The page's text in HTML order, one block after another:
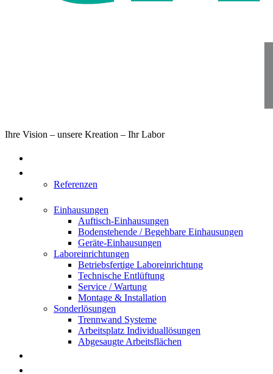
Ihre Vision – unsere Kreation – Ihr Labor
Referenzen
Einhausungen
Auftisch-Einhausungen
Bodenstehende / Begehbare Einhausungen
Geräte-Einhausungen
Laboreinrichtungen
Betriebsfertige Laboreinrichtung
Technische Entlüftung
Service / Wartung
Montage & Installation
Sonderlösungen
Trennwand Systeme
Arbeitsplatz Individuallösungen
Abgesaugte Arbeitsflächen